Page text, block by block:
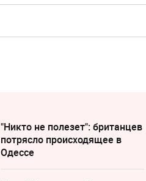
"Никто не полезет": британцев
потрясло происходящее в
Одессе